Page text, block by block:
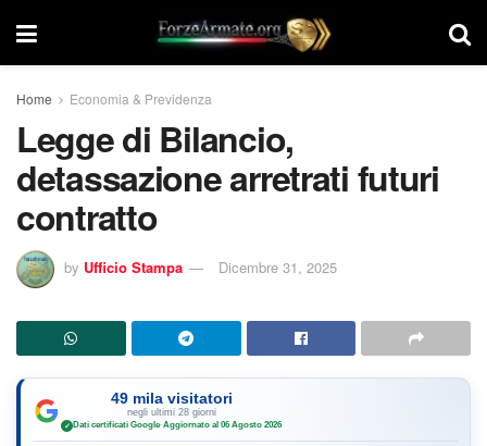
Home Economia & Previdenza
Legge di Bilancio,
detassazione arretrati futuri
contratto
by Ufficio Stampa Dicembre 31, 2025
49 mila visitatori
negli ultimi 28 giorni
✓ Dati certificati Google·Aggiornato al 06 Agosto 2026